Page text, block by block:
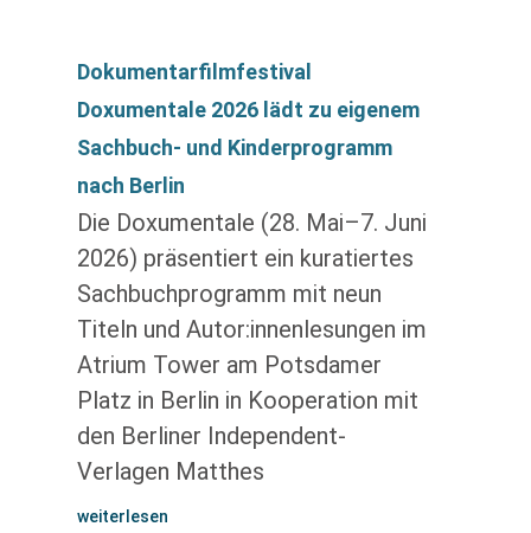
Dokumentarfilmfestival
Doxumentale 2026 lädt zu eigenem
Sachbuch- und Kinderprogramm
nach Berlin
Die Doxumentale (28. Mai–7. Juni
2026) präsentiert ein kuratiertes
Sachbuchprogramm mit neun
Titeln und Autor:innenlesungen im
Atrium Tower am Potsdamer
Platz in Berlin in Kooperation mit
den Berliner Independent-
Verlagen Matthes
weiterlesen